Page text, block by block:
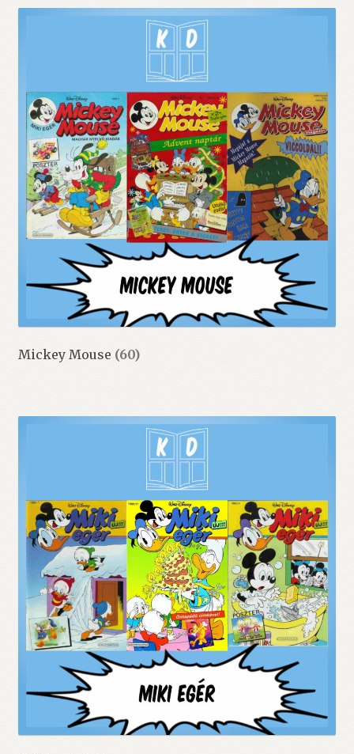
Mickey Mouse (60)